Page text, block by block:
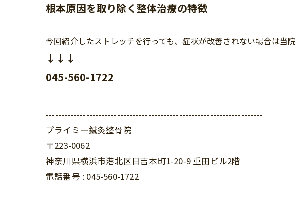
根本原因を取り除く整体治療の特徴
今回紹介したストレッチを行っても、症状が改善されない場合は当院
↓↓↓
045-560-1722
----------------------------------------------------------------------
プライミー鍼灸整骨院
〒223-0062
神奈川県横浜市港北区日吉本町1-20-9 重田ビル2階
電話番号 : 045-560-1722